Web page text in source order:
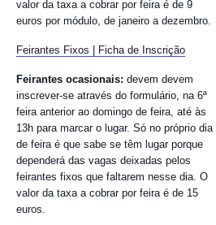
valor da taxa a cobrar por feira é de 9
euros por módulo, de janeiro a dezembro.
Feirantes Fixos | Ficha de Inscrição
Feirantes ocasionais: devem devem
inscrever-se através do formulário, na 6ª
feira anterior ao domingo de feira, até às
13h para marcar o lugar. Só no próprio dia
de feira é que sabe se têm lugar porque
dependerá das vagas deixadas pelos
feirantes fixos que faltarem nesse dia. O
valor da taxa a cobrar por feira é de 15
euros.